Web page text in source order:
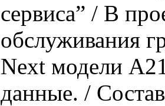
сервиса” / В
обслуживания
Next модели
данные. /